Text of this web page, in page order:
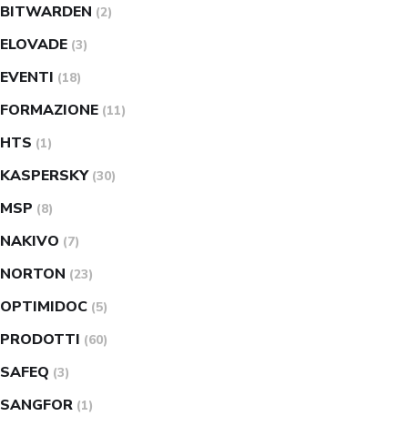
BITWARDEN (2)
ELOVADE (3)
EVENTI (18)
FORMAZIONE (11)
HTS (1)
KASPERSKY (30)
MSP (8)
NAKIVO (7)
NORTON (23)
OPTIMIDOC (5)
PRODOTTI (60)
SAFEQ (3)
SANGFOR (1)